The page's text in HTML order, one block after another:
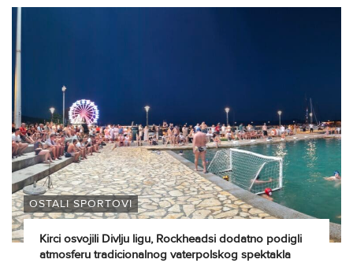
OSTALI SPORTOVI
Kirci osvojili Divlju ligu, Rockheadsi dodatno podigli
atmosferu tradicionalnog vaterpolskog spektakla